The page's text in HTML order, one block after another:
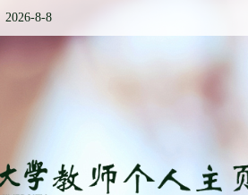
2026-8-8